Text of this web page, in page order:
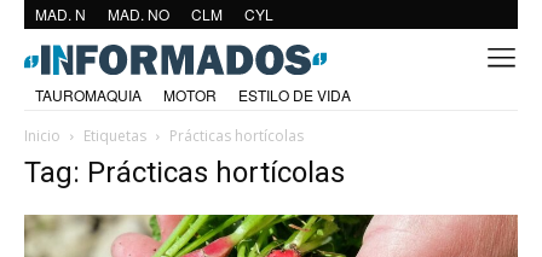
MAD. N MAD. NO CLM CYL
TAUROMAQUIA MOTOR
ESTILO DE VIDA
Inicio
Etiquetas Prácticas hortícolas
Tag: Prácticas hortícolas